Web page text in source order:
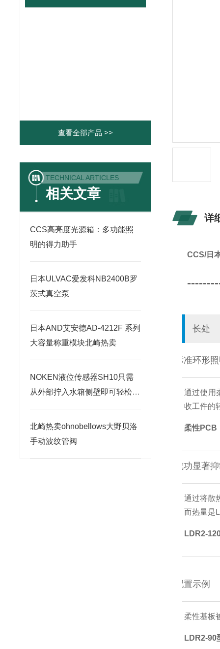
查看全部产品 >>
TECHNICAL ARTICLES
相关文章
CCS高亮度光源箱：多功能照
明的得力助手
日本ULVAC爱发科NB2400B罗
茨式真空泵
日本AND艾安德AD-4212F 系列
大容量称重模块北崎热卖
NOKEN液位传感器SH10只需
从外部拧入水箱侧壁即可轻松安
北崎热卖ohnobellows大野贝洛
手动波纹管阀
详
CCS/日
长处
标准环形
通过使用
收工件的
柔性PCB
成功显著
通过将散
而热量是
LDR2-
配置示例
柔性基板
LDR2-90